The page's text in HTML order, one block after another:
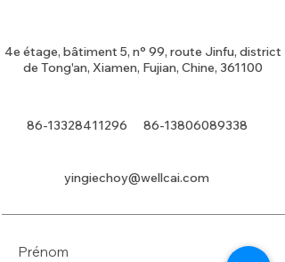
4e étage, bâtiment 5, n° 99, route Jinfu, district
de Tong'an, Xiamen, Fujian, Chine, 361100
86-13328411296 86-13806089338
yingiechoy@wellcai.com
Prénom